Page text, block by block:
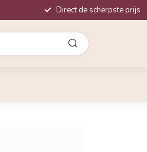
Direct de scherpste prijs